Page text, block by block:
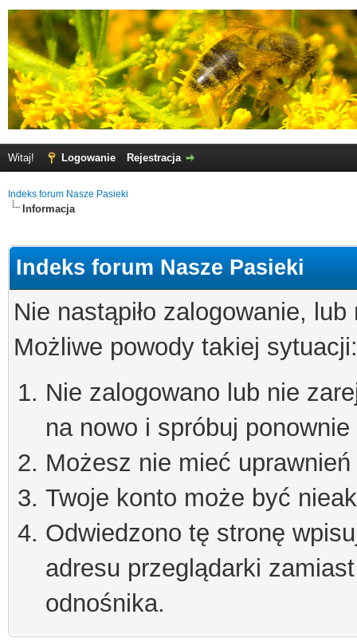
Witaj! Logowanie Rejestracja
Indeks forum Nasze Pasieki
Informacja
Indeks forum Nasze Pasieki
Nie nastąpiło zalogowanie,
Możliwe powody takiej sytuacji:
Nie zalogowano lub nie
na nowo i spróbuj ponownie
Możesz nie mieć
Twoje konto może być
Odwiedzono tę stronę
adresu przeglądarki
odnośnika.